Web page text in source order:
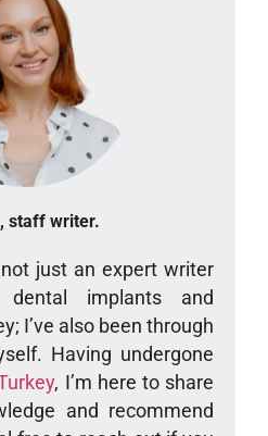
staff writer.
not just an expert writer
implants and
I’ve also been through
Having undergone
, I’m here to share
and recommend